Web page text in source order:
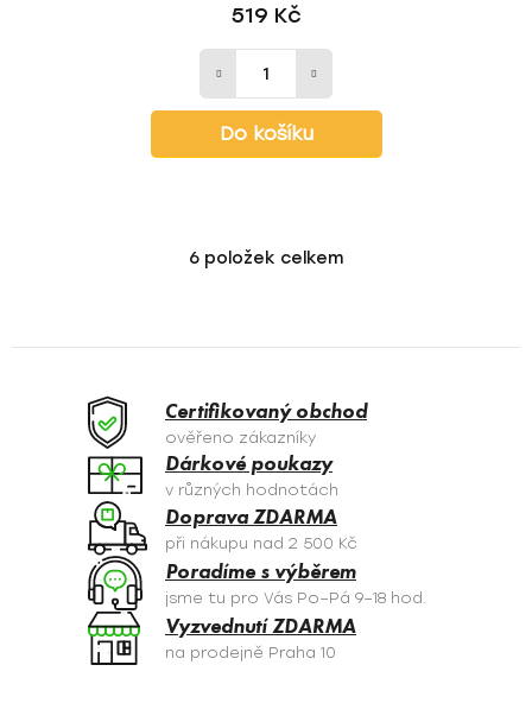
519 Kč
Do košíku
O
á
c
í
p
r
v
k
y
v
ý
p
6 položek celkem
Certifikovaný obchod
ověřeno zákazníky
Dárkové poukazy
v různých hodnotách
Doprava ZDARMA
při nákupu nad 2 500 Kč
Poradíme s výběrem
jsme tu pro Vás Po–Pá 9–18 hod.
Vyzvednutí ZDARMA
na prodejně Praha 10